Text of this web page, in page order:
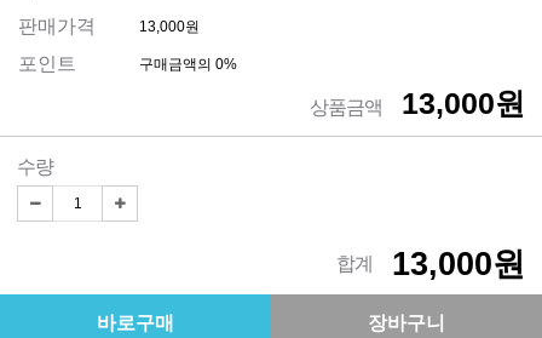
판매가격 13,000원
포인트 구매금액의 0%
상품금액 13,000원
수량
13,000원
합계